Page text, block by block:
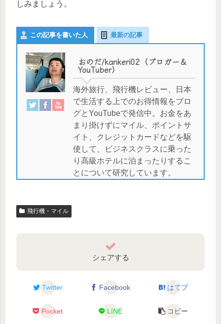
しみましょう。
この記事を書いた人 最新の記事
おのだ/kankeri02（ブロガー＆
YouTuber）
海外旅行、飛行機レビュー、日本
で生活する上でのお得情報をブロ
グとYouTubeで発信中。お金をあ
まり掛けずにマイル、ポイントサ
イト、クレジットカードなどを駆
使して、ビジネスクラスに乗った
り高級ホテルに泊まったりするこ
とについて研究しています。
飛行機・マイル
シェアする
Twitter Facebook はてブ
Pocket LINE コピー